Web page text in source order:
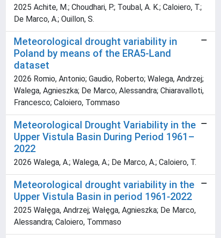
2025 Achite, M.; Choudhari, P.; Toubal, A. K.; Caloiero, T.;
De Marco, A.; Ouillon, S.
Meteorological drought variability in
Poland by means of the ERA5-Land
dataset
2026 Romio, Antonio; Gaudio, Roberto; Walega, Andrzej;
Walega, Agnieszka; De Marco, Alessandra; Chiaravalloti,
Francesco; Caloiero, Tommaso
Meteorological Drought Variability in the
Upper Vistula Basin During Period 1961–
2022
2026 Walega, A.; Walega, A.; De Marco, A.; Caloiero, T.
Meteorological drought variability in the
Upper Vistula Basin in period 1961-2022
2025 Wałęga, Andrzej; Wałęga, Agnieszka; De Marco,
Alessandra; Caloiero, Tommaso